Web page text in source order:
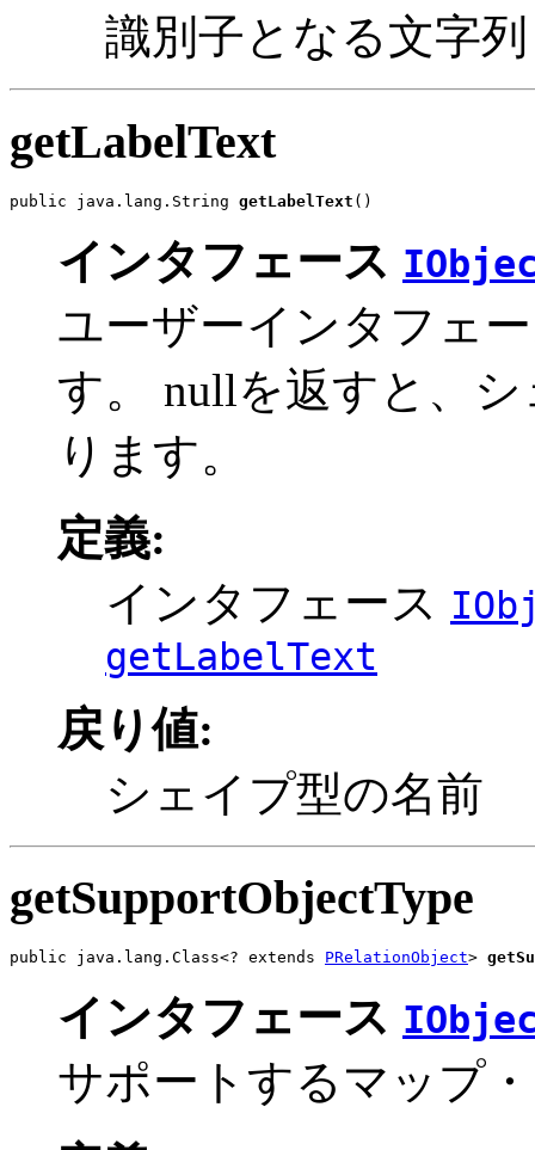
識別子となる文字列
getLabelText
public java.lang.String getLabelText ()
インタフェース
ユーザーインタフェ
す。 nullを返すと、
ります。
定義:
インタフェース
getLabelText
戻り値:
シェイプ型の名前
getSupportObjectType
public java.lang.Class<? extends PRelationObject>
インタフェース
サポートするマップ